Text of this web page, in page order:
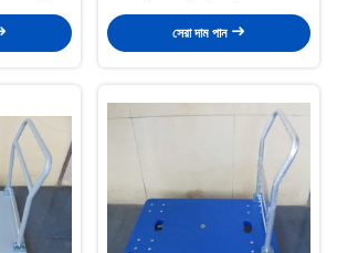
সেরা দাম পান